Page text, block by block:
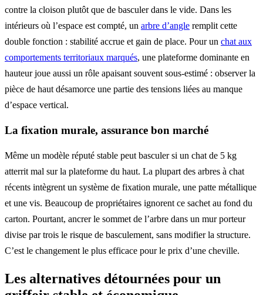
contre la cloison plutôt que de basculer dans le vide. Dans les
intérieurs où l’espace est compté, un arbre d’angle remplit cette
double fonction : stabilité accrue et gain de place. Pour un chat aux
comportements territoriaux marqués, une plateforme dominante en
hauteur joue aussi un rôle apaisant souvent sous-estimé : observer la
pièce de haut désamorce une partie des tensions liées au manque
d’espace vertical.
La fixation murale, assurance bon marché
Même un modèle réputé stable peut basculer si un chat de 5 kg
atterrit mal sur la plateforme du haut. La plupart des arbres à chat
récents intègrent un système de fixation murale, une patte métallique
et une vis. Beaucoup de propriétaires ignorent ce sachet au fond du
carton. Pourtant, ancrer le sommet de l’arbre dans un mur porteur
divise par trois le risque de basculement, sans modifier la structure.
C’est le changement le plus efficace pour le prix d’une cheville.
Les alternatives détournées pour un